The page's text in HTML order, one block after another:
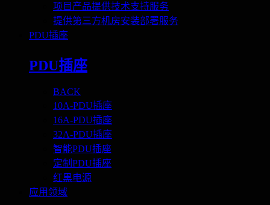
项目产品提供技术支持服务
提供第三方机房安装部署服务
PDU插座
PDU插座
BACK
10A-PDU插座
16A-PDU插座
32A-PDU插座
智能PDU插座
定制PDU插座
红黑电源
应用领域